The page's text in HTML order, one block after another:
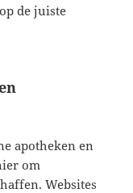
de juiste
apotheken en
om
Websites